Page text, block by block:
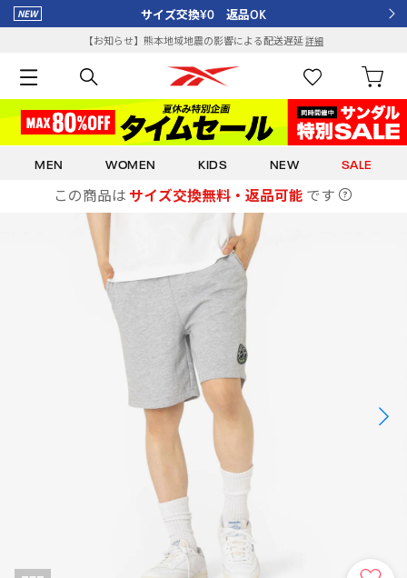
サイズ交換¥0 返品OK
【お知らせ】熊本地域地震の影響による配送遅延詳細
MEN WOMEN KIDS NEW SALE
この商品は サイズ交換無料・返品可能 です